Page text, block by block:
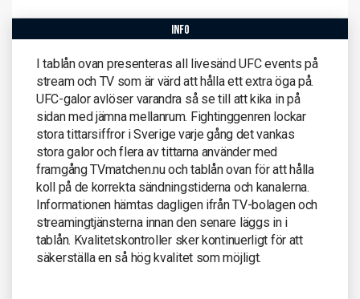
info
I tablån ovan presenteras all livesänd UFC events på
stream och TV som är värd att hålla ett extra öga på.
UFC-galor avlöser varandra så se till att kika in på
sidan med jämna mellanrum. Fightinggenren lockar
stora tittarsiffror i Sverige varje gång det vankas
stora galor och flera av tittarna använder med
framgång TVmatchen.nu och tablån ovan för att hålla
koll på de korrekta sändningstiderna och kanalerna.
Informationen hämtas dagligen ifrån TV-bolagen och
streamingtjänsterna innan den senare läggs in i
tablån. Kvalitetskontroller sker kontinuerligt för att
säkerställa en så hög kvalitet som möjligt.